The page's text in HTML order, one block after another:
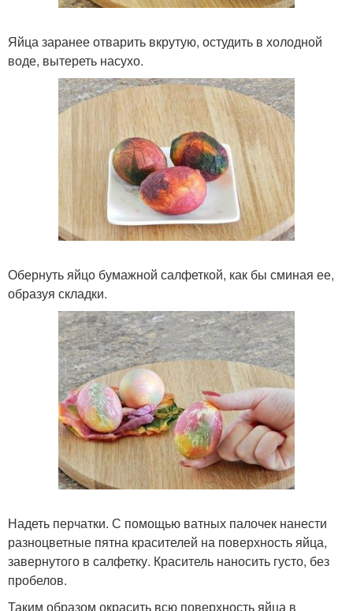
Яйца заранее отварить вкрутую, остудить в холодной
воде, вытереть насухо.
Обернуть яйцо бумажной салфеткой, как бы сминая ее,
образуя складки.
Надеть перчатки. С помощью ватных палочек нанести
разноцветные пятна красителей на поверхность яйца,
завернутого в салфетку. Краситель наносить густо, без
пробелов.
Таким образом окрасить всю поверхность яйца в